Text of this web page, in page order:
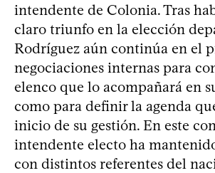
intendente de Colonia. Tras
claro triunfo en la elección
Rodríguez aún continúa en el
negociaciones internas para
elenco que lo acompañará en
como para definir la agenda
inicio de su gestión. En este
intendente electo ha
con distintos referentes del